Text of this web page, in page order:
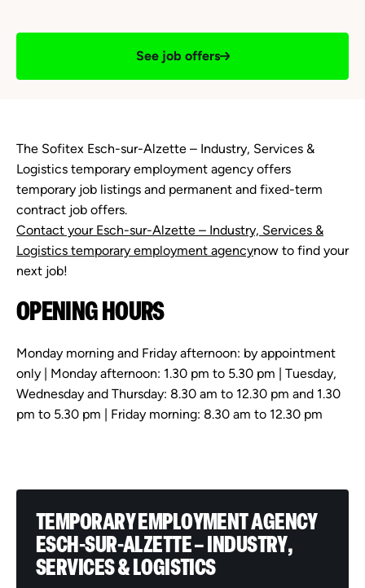
See job offers
The Sofitex Esch-sur-Alzette – Industry, Services &
Logistics temporary employment agency offers
temporary job listings and permanent and fixed-term
contract job offers.
Contact your Esch-sur-Alzette – Industry, Services &
Logistics temporary employment agencynow to find your
next job!
OPENING HOURS
Monday morning and Friday afternoon: by appointment
only | Monday afternoon: 1.30 pm to 5.30 pm | Tuesday,
Wednesday and Thursday: 8.30 am to 12.30 pm and 1.30
pm to 5.30 pm | Friday morning: 8.30 am to 12.30 pm
TEMPORARY EMPLOYMENT AGENCY
ESCH-SUR-ALZETTE – INDUSTRY,
SERVICES & LOGISTICS